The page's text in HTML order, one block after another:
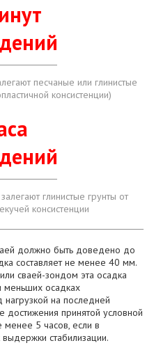
песчаные или глинистые
консистенции)
глинистые грунты от
консистенции
должно быть доведено до
составляет не менее 40 мм.
сваей-зондом эта осадка
осадках
на последней
достижения принятой условной
менее 5 часов, если в
стабилизации.